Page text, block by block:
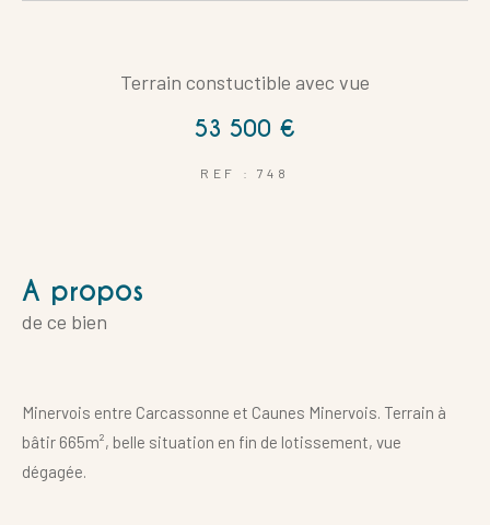
Terrain constuctible avec vue
53 500 €
REF : 748
a propos
de ce bien
Minervois entre Carcassonne et Caunes Minervois. Terrain à
bâtir 665m², belle situation en fin de lotissement, vue
dégagée.